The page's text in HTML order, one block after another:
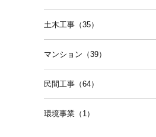
土木工事（35）
マンション（39）
民間工事（64）
環境事業（1）